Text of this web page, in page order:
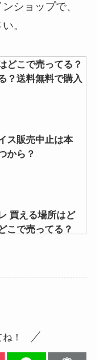
ドカプセルはコ
？どこで売って
らで買える？
買える？amazon
ショップで、
。
どこで売ってる？
？送料無料で購入
ス販売中止は本
から？
買える場所はど
こで売ってる？
！